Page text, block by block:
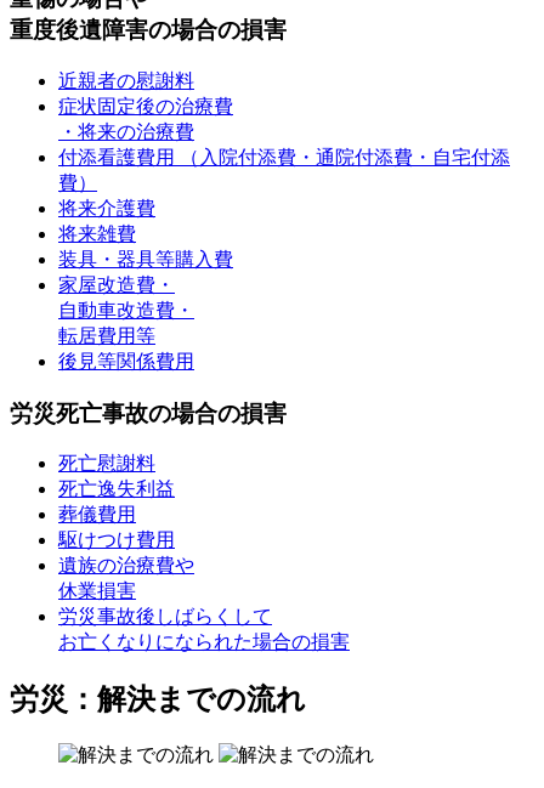
重度後遺障害の場合の損害
近親者の慰謝料
症状固定後の治療費
・将来の治療費
付添看護費用
（入院付添費・通院付添費・自宅付添
費）
将来介護費
将来雑費
装具・器具等購入費
家屋改造費・
自動車改造費・
転居費用等
後見等関係費用
労災死亡事故の場合の損害
死亡慰謝料
死亡逸失利益
葬儀費用
駆けつけ費用
遺族の治療費や
休業損害
労災事故後しばらくして
お亡くなりになられた場合の損害
労災：解決までの流れ